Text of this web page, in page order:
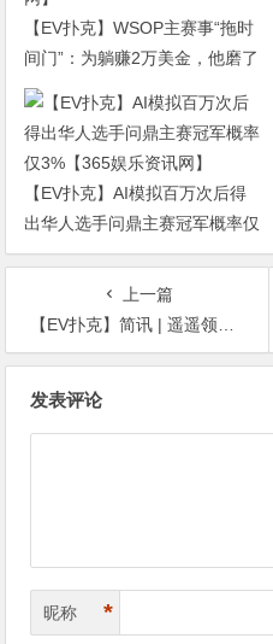
【EV扑克】WSOP主赛事“拖时
间门”：为躺赚2万美金，他磨了
整整17分钟【365娱乐资讯网】
【EV扑克】AI模拟百万次后得
出华人选手问鼎主赛冠军概率仅
3%【365娱乐资讯网】
上一篇
【EV扑克】简讯 | 遥遥领先！Jason Koon赢得Triton系列赛第十个冠军奖杯【365娱乐资讯网】
发表评论
昵称 *